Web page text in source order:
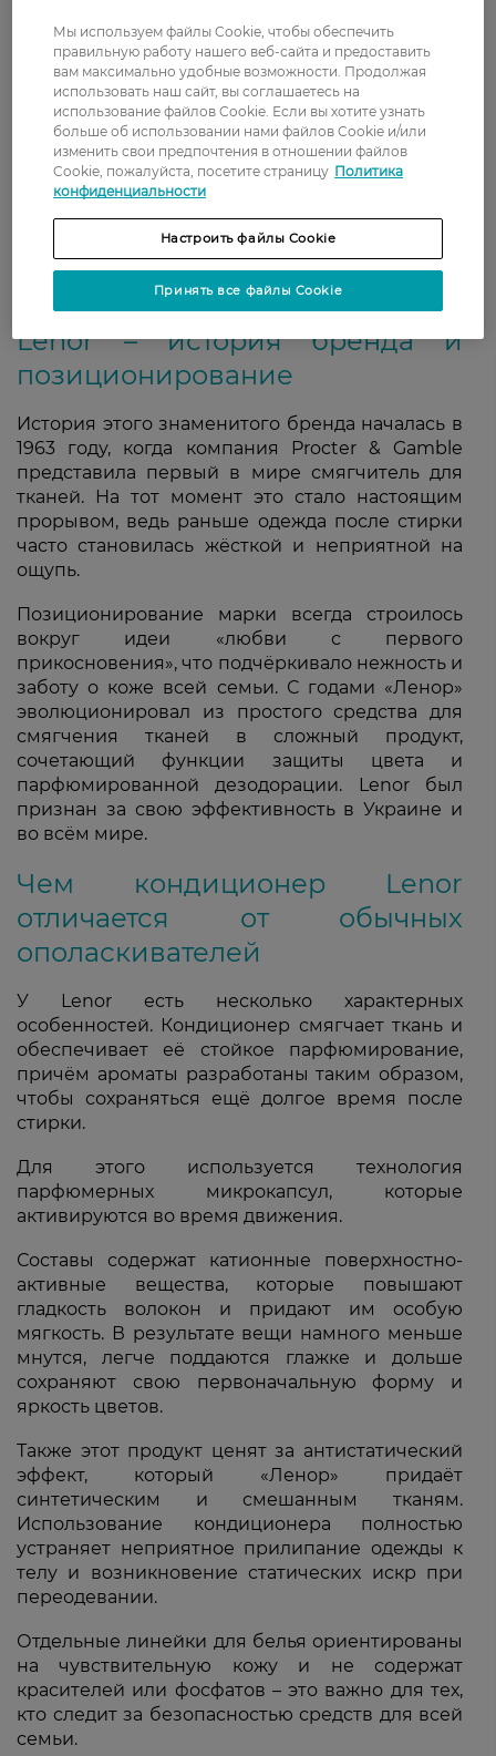
Кондиционер для белья Lenor – это
премиальный ополаскиватель с насыщенными
парфюмированными ароматами, который делает
бельё мягким, придаёт ему длительный
приятный запах и защищает волокна ткани во
время стирки. В каталоге Watsons представлены
кондиционеры Lenor в различных объёмах и
ароматических линейках – от нежного
«Весеннего пробуждения» до изысканной
«Золотой орхидеи» – по доступным ценам с
доставкой по всей Украине.
Lenor – история бренда и
позиционирование
История этого знаменитого бренда началась в
1963 году, когда компания Procter & Gamble
представила первый в мире смягчитель для
тканей. На тот момент это стало настоящим
прорывом, ведь раньше одежда после стирки
часто становилась жёсткой и неприятной на
ощупь.
Позиционирование марки всегда строилось
вокруг идеи «любви с первого
прикосновения», что подчёркивало нежность и
заботу о коже всей семьи. С годами «Ленор»
эволюционировал из простого средства для
смягчения тканей в сложный продукт,
сочетающий функции защиты цвета и
парфюмированной дезодорации. Lenor был
признан за свою эффективность в Украине и
во всём мире.
Чем кондиционер Lenor
отличается от обычных
ополаскивателей
У Lenor есть несколько характерных
особенностей. Кондиционер смягчает ткань и
обеспечивает её стойкое парфюмирование,
причём ароматы разработаны таким образом,
чтобы сохраняться ещё долгое время после
стирки.
Для этого используется технология
парфюмерных микрокапсул, которые
активируются во время движения.
Составы содержат катионные поверхностно-
активные вещества, которые повышают
гладкость волокон и придают им особую
мягкость. В результате вещи намного меньше
мнутся, легче поддаются глажке и дольше
сохраняют свою первоначальную форму и
яркость цветов.
Также этот продукт ценят за антистатический
эффект, который «Ленор» придаёт
синтетическим и смешанным тканям.
Использование кондиционера полностью
устраняет неприятное прилипание одежды к
телу и возникновение статических искр при
переодевании.
Отдельные линейки для белья ориентированы
на чувствительную кожу и не содержат
красителей или фосфатов – это важно для тех,
кто следит за безопасностью средств для всей
семьи.
Мы используем файлы Cookie, чтобы обеспечить
правильную работу нашего веб-сайта и предоставить
вам максимально удобные возможности. Продолжая
использовать наш сайт, вы соглашаетесь на
использование файлов Cookie. Если вы хотите узнать
больше об использовании нами файлов Cookie и/или
изменить свои предпочтения в отношении файлов
Cookie, пожалуйста, посетите страницу Политика
конфиденциальности
Настроить файлы Cookie
Принять все файлы Cookie